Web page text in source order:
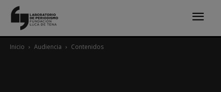
Inicio Audiencia Contenidos